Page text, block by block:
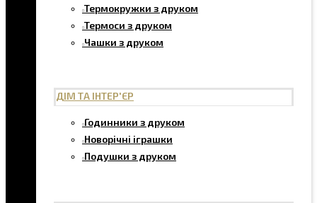
Термокружки з друком
Термоси з друком
Чашки з друком
ДІМ ТА ІНТЕР'ЄР
Годинники з друком
Новорічні іграшки
Подушки з друком